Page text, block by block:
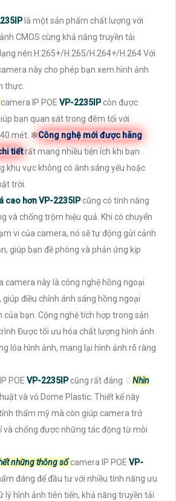
là một sản phẩm chất lượng với
CMOS cùng khả năng truyền tải
nén H.265+/H.265/H.264+/H.264 Với
này cho phép bạn xem hình ảnh
thực.
camera IP POE VP-2235IPcòn được
bạn quan sát trong đêm tối với
40 mét. ❇Công nghệ mới được hãng
tiếtrất mang nhiều tiện ích khi bạn
khu vực không có ánh sáng yếu hoặc
trời.
cao hơnVP-2235IPcũng có tính năng
và chống trộm hiệu quả. Khi có chuyển
vi của camera, nó sẽ tự động gửi cảnh
giúp bạn đề phòng và phản ứng kịp
camera này là công nghệ hồng ngoại
điều chỉnh ánh sáng hồng ngoại
của bạn. Cộng nghệ tích hợp trong sản
Được tối ưu hóa chất lượng hình ảnh
lóa hình ảnh, mang lại hình ảnh rõ ràng
POE VP-2235IPcũng rất đáng ♢Nhìn
và vỏ Dome Plastic. Thiết kế này
thẩm mỹ mà còn giúp camera trở
và chống được những tác động từ môi
những thông sốcamera IP POE VP-
đáng để đầu tư với nhiều tính năng ưu
lý hình ảnh tiên tiến, khả năng truyền tải